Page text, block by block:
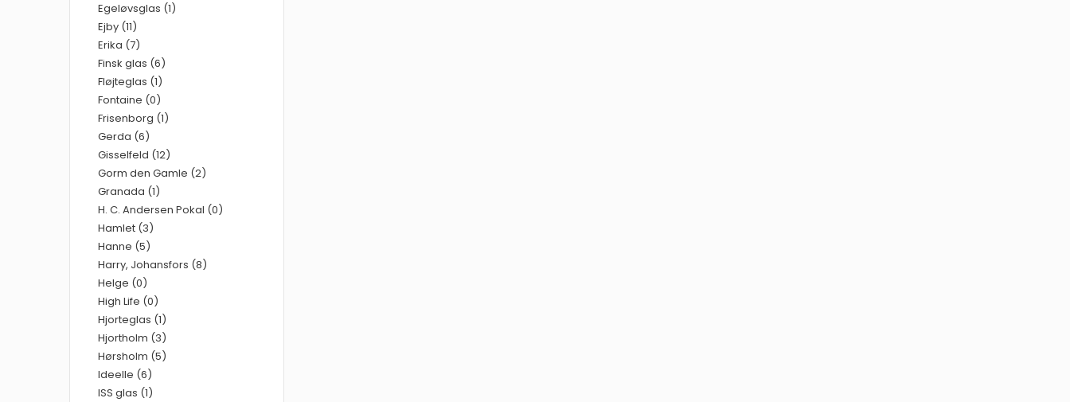
Egeløvsglas (1)
Ejby (11)
Erika (7)
Finsk glas (6)
Fløjteglas (1)
Fontaine (0)
Frisenborg (1)
Gerda (6)
Gisselfeld (12)
Gorm den Gamle (2)
Granada (1)
H. C. Andersen Pokal (0)
Hamlet (3)
Hanne (5)
Harry, Johansfors (8)
Helge (0)
High Life (0)
Hjorteglas (1)
Hjortholm (3)
Hørsholm (5)
Ideelle (6)
ISS glas (1)